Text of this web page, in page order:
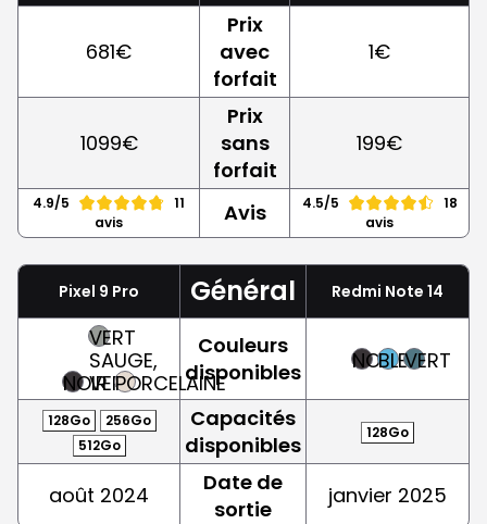
681€
Prix
avec
forfait
1€
1099€
Prix
sans
forfait
199€
4.9/5
11
avis
Avis 4.5/5
18
avis
Pixel 9 Pro Général Redmi Note 14
NOIR
VERT
SAUGE,
VERTPORCELAINE
Couleurs
disponibles
NOIRBLEUVERT
128Go
256Go
512Go
Capacités
disponibles
128Go
août 2024
Date de
sortie
janvier 2025